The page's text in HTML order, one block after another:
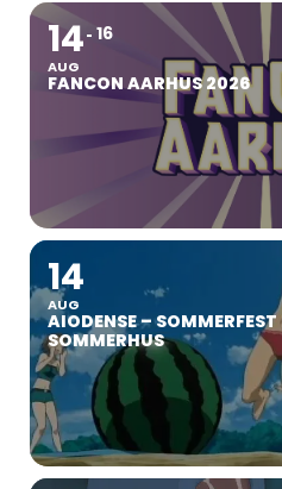
14
AUG
16
FANCON AARHUS 2026
14
AUG
AIODENSE –
SOMMERHUS